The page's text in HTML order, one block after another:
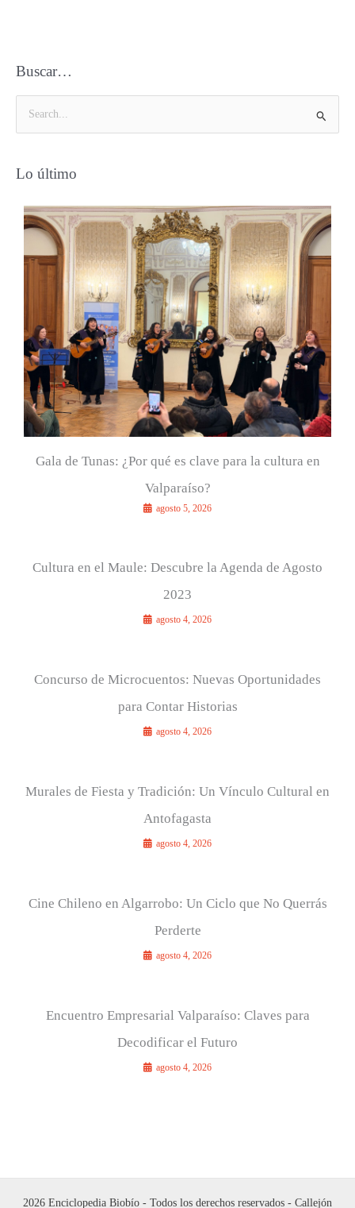
Buscar…
c
Lo último
Gala de Tunas: ¿Por qué es clave para la cultura en
Valparaíso?
agosto 5, 2026
Cultura en el Maule: Descubre la Agenda de Agosto
2023
agosto 4, 2026
Concurso de Microcuentos: Nuevas Oportunidades
para Contar Historias
agosto 4, 2026
Murales de Fiesta y Tradición: Un Vínculo Cultural en
Antofagasta
agosto 4, 2026
Cine Chileno en Algarrobo: Un Ciclo que No Querrás
Perderte
agosto 4, 2026
Encuentro Empresarial Valparaíso: Claves para
Decodificar el Futuro
agosto 4, 2026
2026 Enciclopedia Biobío - Todos los derechos reservados - Callejón